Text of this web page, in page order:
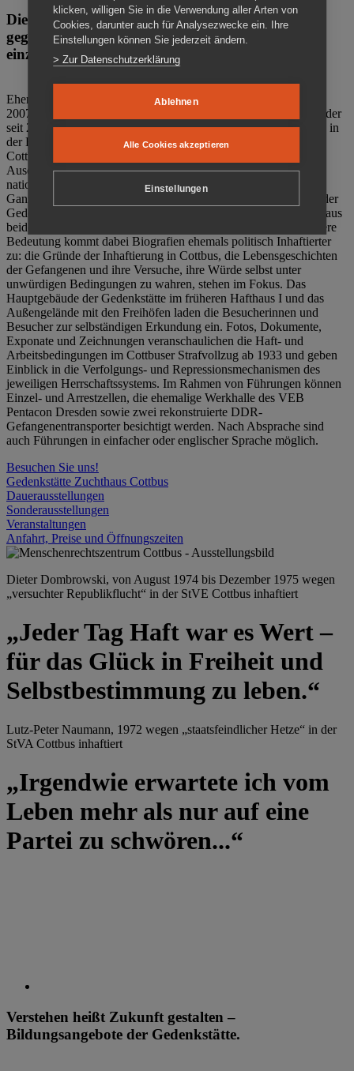
Die Gedenkstätte Zuchthaus Cottbus ist ein Ort
gegen das Vergessen. Anschaulich, nah und
einzigartig.
Ehemalige politische Häftlinge der DDR gründeten im Oktober
2007 den Verein Menschenrechtszentrum Cottbus e. V. (MRZ), der
seit 2011 Eigentümer des ehemaligen Gefängnisses (1860-2002) in
der Bautzener Straße und Träger der Gedenkstätte Zuchthaus
Cottbus ist. Im Zentrum der Arbeit der Gedenkstätte steht die
Auseinandersetzung mit politischem Unrecht während der
nationalsozialistischen Terrorherrschaft und der SED-Diktatur.
Ganzjährig zeigen mehrere Dauer- und Sonderausstellungen in der
Gedenkstätte Zuchthaus Cottbus Beispiele politischen Unrechts aus
beiden deutschen Diktaturen des 20. Jahrhunderts. Eine besondere
Bedeutung kommt dabei Biografien ehemals politisch Inhaftierter
zu: die Gründe der Inhaftierung in Cottbus, die Lebensgeschichten
der Gefangenen und ihre Versuche, ihre Würde selbst unter
unwürdigen Bedingungen zu wahren, stehen im Fokus. Das
Hauptgebäude der Gedenkstätte im früheren Hafthaus I und das
Außengelände mit den Freihöfen laden die Besucherinnen und
Besucher zur selbständigen Erkundung ein. Fotos, Dokumente,
Exponate und Zeichnungen veranschaulichen die Haft- und
Arbeitsbedingungen im Cottbuser Strafvollzug ab 1933 und geben
Einblick in die Verfolgungs- und Repressionsmechanismen des
jeweiligen Herrschaftssystems. Im Rahmen von Führungen können
Einzel- und Arrestzellen, die ehemalige Werkhalle des VEB
Pentacon Dresden sowie zwei rekonstruierte DDR-
Gefangenentransporter besichtigt werden. Nach Absprache sind
auch Führungen in einfacher oder englischer Sprache möglich.
Besuchen Sie uns!
Gedenkstätte Zuchthaus Cottbus
Dauerausstellungen
Sonderausstellungen
Veranstaltungen
Anfahrt, Preise und Öffnungszeiten
Dieter Dombrowski, von August 1974 bis Dezember 1975 wegen
„versuchter Republikflucht“ in der StVE Cottbus inhaftiert
„Jeder Tag Haft war es Wert –
für das Glück in Freiheit und
Selbstbestimmung zu leben.“
Lutz-Peter Naumann, 1972 wegen „staatsfeindlicher Hetze“ in der
StVA Cottbus inhaftiert
„Irgendwie erwartete ich vom
Leben mehr als nur auf eine
Partei zu schwören...“
Verstehen heißt Zukunft gestalten –
Bildungsangebote der Gedenkstätte.
klicken, willigen Sie in die Verwendung aller Arten von
Cookies, darunter auch für Analysezwecke ein. Ihre
Einstellungen können Sie jederzeit ändern.
> Zur Datenschutzerklärung
Ablehnen
Alle Cookies akzeptieren
Einstellungen